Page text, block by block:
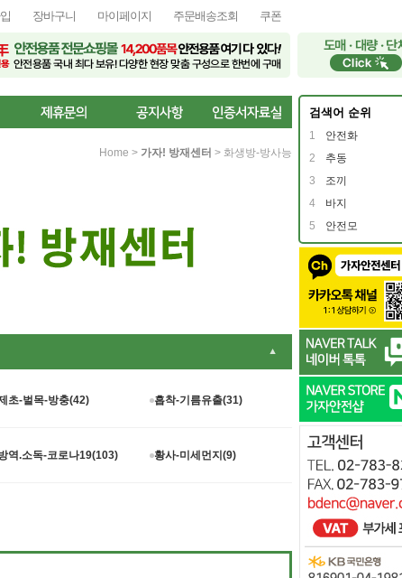
검색어 순위
1
안전화
2
추동
3
조끼
4
바지
5
안전모
장바구니 마이페이지 주문배송조회 쿠폰
Home > 가자! 방재센터 > 화생방-방사능
▼
초-벌목-방충(42) 흡착-기름유출(31)
역.소독-코로나19(103) 황사-미세먼지(9)